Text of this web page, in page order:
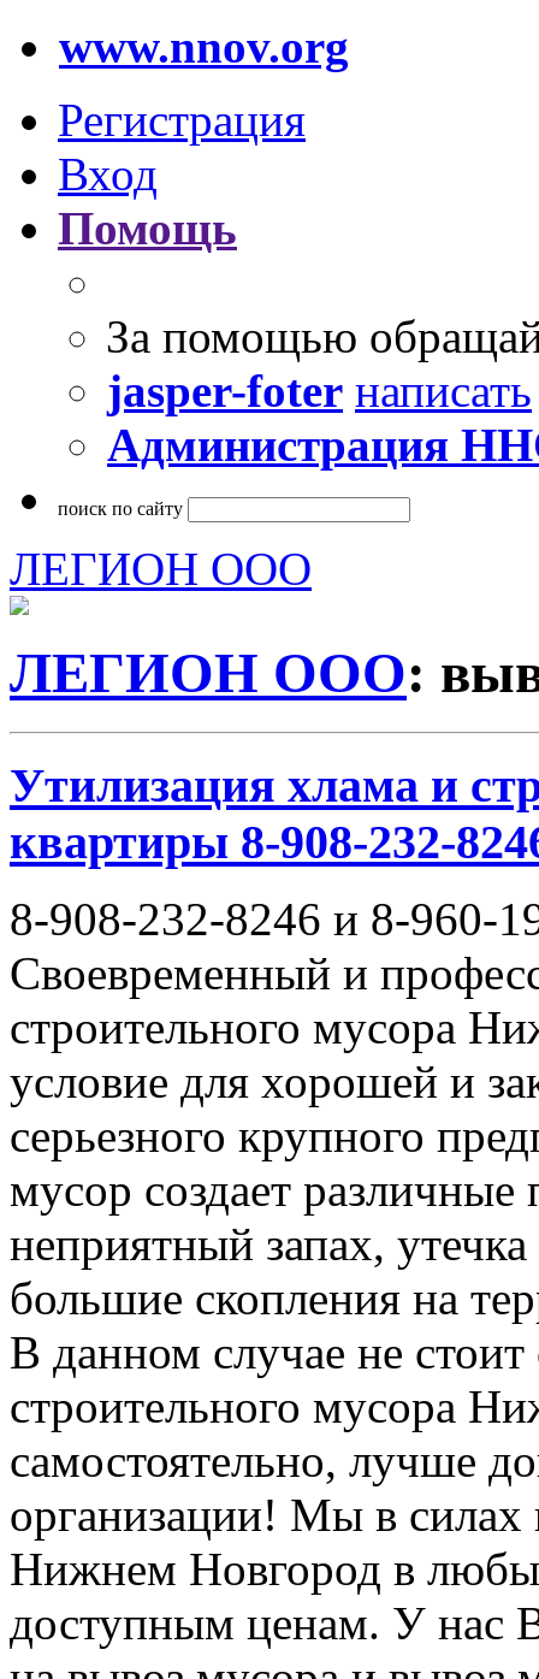
www.nnov.org
Регистрация
Вход
Помощь
За помощью
jasper-foter написать
Администрация
поиск по сайту
ЛЕГИОН ООО
ЛЕГИОН ООО:
Утилизация хлама и
квартиры 8-908-232-
8-908-232-8246 и 8-960-
Своевременный и
строительного мусора
условие для хорошей и
серьезного крупного
мусор создает
неприятный запах,
большие скопления на
В данном случае не
строительного мусора
самостоятельно, лучше
организации! Мы в силах
Нижнем Новгород в
доступным ценам. У нас